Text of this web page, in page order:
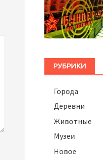
РУБРИКИ
Города
Деревни
Животные
Музеи
Новое